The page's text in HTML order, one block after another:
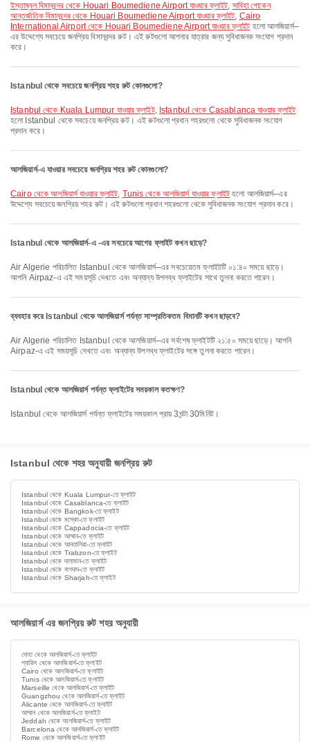
ইস্তাম্বুল বিমানবন্দর থেকে Houari Boumediene Airport যাওয়ার ফ্লাইট, সাবিহা গোকেন
আন্তর্জাতিক বিমানবন্দর থেকে Houari Boumediene Airport যাওয়ার ফ্লাইট, Cairo
International Airport থেকে Houari Boumediene Airport যাওয়ার ফ্লাইট হলো আলজিয়ার্স–
এর উদ্দেশ্যে সবচেয়ে জনপ্রিয় বিমানবন্দর রুট। এই রুটগুলো আপনার যাত্রার জন্য সুবিধাজনক সংযোগ প্রদান
করে।
Istanbul থেকে সবচেয়ে জনপ্রিয় শহর রুট কোনগুলো?
Istanbul থেকে Kuala Lumpur যাওয়ার ফ্লাইট, Istanbul থেকে Casablanca যাওয়ার ফ্লাইট
হলো Istanbul থেকে সবচেয়ে জনপ্রিয় রুট। এই রুটগুলো প্রধান শহরগুলো থেকে সুবিধাজনক সংযোগ
প্রদান করে।
আলজিয়ার্স-এ যাওয়ার সবচেয়ে জনপ্রিয় শহর রুট কোনগুলো?
Cairo থেকে আলজিয়ার্স যাওয়ার ফ্লাইট, Tunis থেকে আলজিয়ার্স যাওয়ার ফ্লাইট হলো আলজিয়ার্স–এর
উদ্দেশ্যে সবচেয়ে জনপ্রিয় শহর রুট। এই রুটগুলো প্রধান শহরগুলো থেকে সুবিধাজনক সংযোগ প্রদান করে।
Istanbul থেকে আলজিয়ার্স-এ -এর সবচেয়ে আগের ফ্লাইট কখন ছাড়ে?
Air Algerie পরিচালিত Istanbul থেকে আলজিয়ার্স–এর সবচেয়েতম ফ্লাইটটি ০১:৪০ সময়ে ছাড়ে।
আপনি Airpaz-এ এই সময়সূচি দেখতে এবং অন্যান্য উপলব্ধ ফ্লাইটের সাথে তুলনা করতে পারেন।
ব্যবহার করে Istanbul থেকে আলজিয়ার্স পর্যন্ত সাম্প্রতিকতম বিমানটি কখন ছাড়বে?
Air Algerie পরিচালিত Istanbul থেকে আলজিয়ার্স–এর সর্বশেষ ফ্লাইটটি ২১:৫০ সময়ে ছাড়ে। আপনি
Airpaz-এ এই সময়সূচি দেখতে এবং অন্যান্য উপলব্ধ ফ্লাইটের সঙ্গে তুলনা করতে পারেন।
Istanbul থেকে আলজিয়ার্স পর্যন্ত ফ্লাইটের সময়কাল কতক্ষণ?
Istanbul থেকে আলজিয়ার্স পর্যন্ত ফ্লাইটের সময়কাল প্রায় 3ঘন্টা 30মিনিট।
Istanbul থেকে শহর অনুযায়ী জনপ্রিয় রুট
Istanbul থেকে Kuala Lumpur-তে ফ্লাইট
Istanbul থেকে Casablanca-তে ফ্লাইট
Istanbul থেকে Bangkok-তে ফ্লাইট
Istanbul থেকে মস্কো-তে ফ্লাইট
Istanbul থেকে Cappadocia-তে ফ্লাইট
Istanbul থেকে আম্মান-তে ফ্লাইট
Istanbul থেকে আনতালিয়া-তে ফ্লাইট
Istanbul থেকে Trabzon-তে ফ্লাইট
Istanbul থেকে দালামান-তে ফ্লাইট
Istanbul থেকে বাগদাদ-তে ফ্লাইট
Istanbul থেকে Sharjah-তে ফ্লাইট
আলজিয়ার্স এর জনপ্রিয় রুট শহর অনুযায়ী
দোহা থেকে আলজিয়ার্স-তে ফ্লাইট
প্যারিস থেকে আলজিয়ার্স-তে ফ্লাইট
Cairo থেকে আলজিয়ার্স-তে ফ্লাইট
Tunis থেকে আলজিয়ার্স-তে ফ্লাইট
Marseille থেকে আলজিয়ার্স-তে ফ্লাইট
Guangzhou থেকে আলজিয়ার্স-তে ফ্লাইট
Alicante থেকে আলজিয়ার্স-তে ফ্লাইট
আম্মান থেকে আলজিয়ার্স-তে ফ্লাইট
Jeddah থেকে আলজিয়ার্স-তে ফ্লাইট
Barcelona থেকে আলজিয়ার্স-তে ফ্লাইট
Rome থেকে আলজিয়ার্স-তে ফ্লাইট